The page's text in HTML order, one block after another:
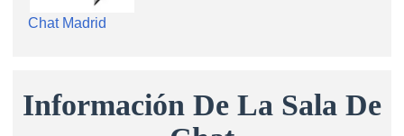
Chat Madrid
Información De La Sala De